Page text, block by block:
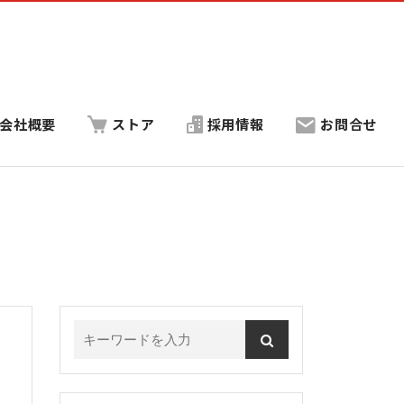
会社概要 ストア 採用情報 お問合せ